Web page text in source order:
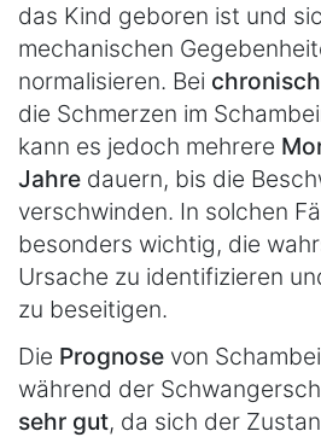
das Kind geboren ist und
mechanischen
normalisieren. Bei
die Schmerzen im
kann es jedoch mehrere
Jahre dauern, bis die
verschwinden. In solchen
besonders wichtig, die
Ursache zu identifizieren
zu beseitigen.
Die Prognose von
während der
sehr gut, da sich der